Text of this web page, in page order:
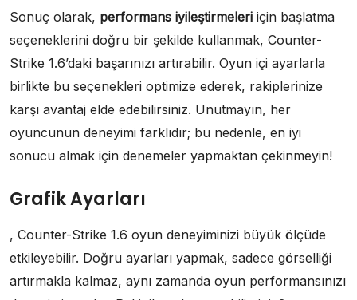
Sonuç olarak, performans iyileştirmeleri için başlatma
seçeneklerini doğru bir şekilde kullanmak, Counter-
Strike 1.6’daki başarınızı artırabilir. Oyun içi ayarlarla
birlikte bu seçenekleri optimize ederek, rakiplerinize
karşı avantaj elde edebilirsiniz. Unutmayın, her
oyuncunun deneyimi farklıdır; bu nedenle, en iyi
sonucu almak için denemeler yapmaktan çekinmeyin!
Grafik Ayarları
, Counter-Strike 1.6 oyun deneyiminizi büyük ölçüde
etkileyebilir. Doğru ayarları yapmak, sadece görselliği
artırmakla kalmaz, aynı zamanda oyun performansınızı